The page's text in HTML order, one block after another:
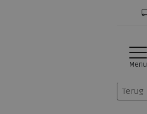
Menu
Terug